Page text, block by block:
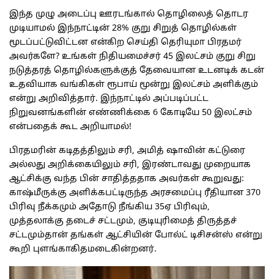
இந்த முழு அடைப்பு ஊரடங்கால் தொழிலைத் தொடர
முடியாமல் இந்நாட்டின் 28% குறு சிறுத் தொழில்கள்
மூடப்பட்டுவிட்டன என்கிற செய்தி தெரியுமா பிரதமர்
அவர்களே? உங்கள் நிதியமைச்சர் 45 இலட்சம் குறு சிறு
நடுத்தரத் தொழில்களுக்குத் தேவையான உடனடிக் கடன்
உதவியாக வங்கிகள் ரூபாய் மூன்று இலட்சம் அளிக்கும்
என்று அறிவித்தார். இந்நாட்டில் அப்படிப்பட்ட
நிறுவனங்களின் எண்ணிக்கை 6 கோடியே 50 இலட்சம்
என்பதைக் கூட அறியாமல்!
பிரதமரின் கடிதத்திலும் சரி, அமித் ஷாவின் கட்டுரை
அல்லது அறிக்கையிலும் சரி, இரண்டாவது முறையாக
ஆட்சிக்கு வந்த பின் சாதித்ததாக அவர்கள் கூறுவது:
காஷ்மீருக்கு அளிக்கபட்டிருந்த அரசமைப்பு ரீதியான 370
பிரிவு நீக்கமும் அதோடு நீங்கிய 35ஏ பிரிவும்,
முத்தலாக்கு தடைச் சட்டமும், குடியுரிமைத் திருத்தச்
சட்டமும்தான் தங்கள் ஆட்சியின் போல்ட் டிசிசன்ஸ் என்று
கூறி புளங்காகிதமடைகின்றனர்.